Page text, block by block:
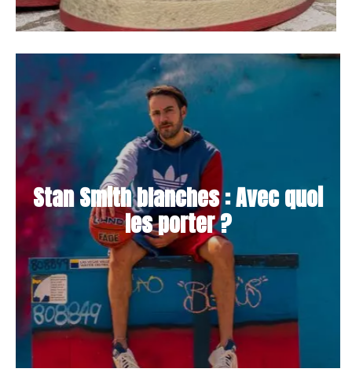
Stan Smith blanches : Avec quoi
les porter ?